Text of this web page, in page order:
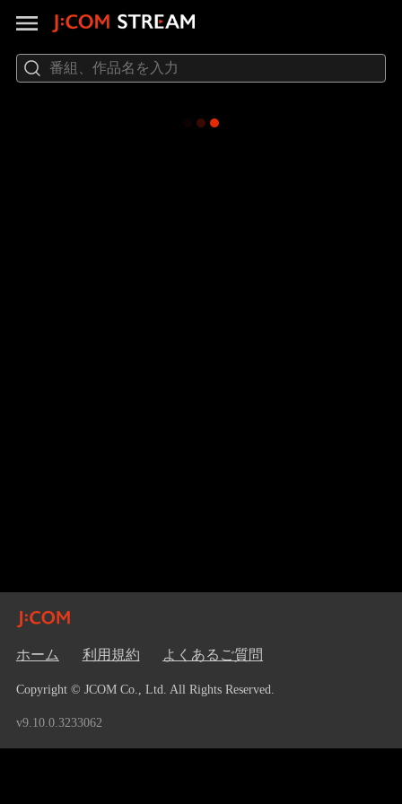
ホーム 利用規約 よくあるご質問
Copyright © JCOM Co., Ltd. All Rights Reserved.
v9.10.0.3233062